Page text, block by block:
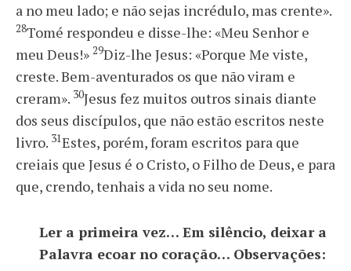
a no meu lado; e não sejas incrédulo, mas crente».
28Tomé respondeu e disse-lhe: «Meu Senhor e
meu Deus!» 29Diz-lhe Jesus: «Porque Me viste,
creste. Bem-aventurados os que não viram e
creram». 30Jesus fez muitos outros sinais diante
dos seus discípulos, que não estão escritos neste
livro. 31Estes, porém, foram escritos para que
creiais que Jesus é o Cristo, o Filho de Deus, e para
que, crendo, tenhais a vida no seu nome.
Ler a primeira vez… Em silêncio, deixar a
Palavra ecoar no coração… Observações: